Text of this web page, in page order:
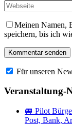
Meinen Namen,
speichern, bis ich
Für unseren
Veranstaltung-
🚐 Pilot
Post, Bank,